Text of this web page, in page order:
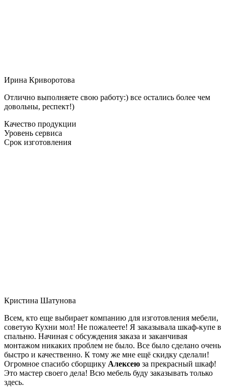
Ирина Криворотова
Отлично выполняете свою работу:) все остались более чем
довольны, респект!)
Качество продукции
Уровень сервиса
Срок изготовления
Кристина Шатунова
Всем, кто еще выбирает компанию для изготовления мебели,
советую Кухни мол! Не пожалеете! Я заказывала шкаф-купе в
спальню. Начиная с обсуждения заказа и заканчивая
монтажом никаких проблем не было. Все было сделано очень
быстро и качественно. К тому же мне ещё скидку сделали!
Огромное спасибо сборщику Алексею за прекрасный шкаф!
Это мастер своего дела! Всю мебель буду заказывать только
здесь.